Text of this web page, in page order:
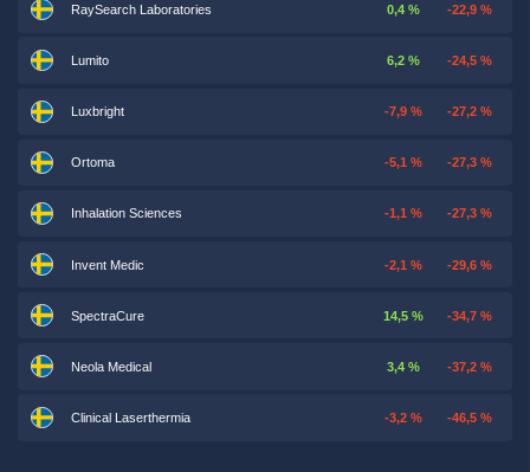
RaySearch Laboratories 0,4 % -22,9 %
Lumito 6,2 % -24,5 %
Luxbright -7,9 % -27,2 %
Ortoma -5,1 % -27,3 %
Inhalation Sciences -1,1 % -27,3 %
Invent Medic -2,1 % -29,6 %
SpectraCure 14,5 % -34,7 %
Neola Medical 3,4 % -37,2 %
Clinical Laserthermia -3,2 % -46,5 %